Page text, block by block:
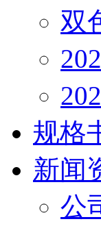
双
规格
新闻
公